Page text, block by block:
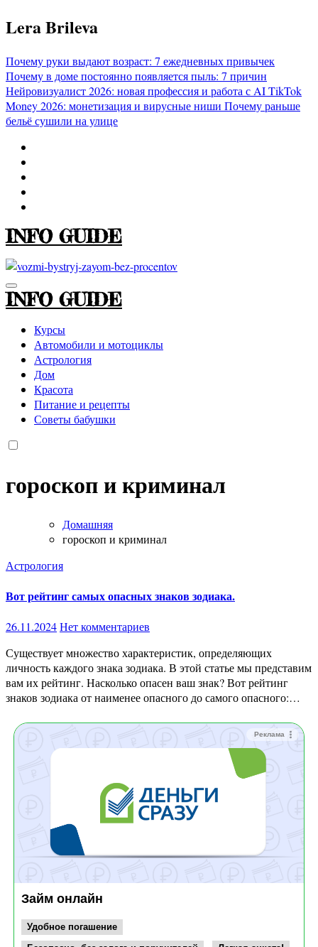
Перейти
к
Lera Brileva
Почему руки выдают возраст: 7 ежедневных привычек
Почему в доме постоянно появляется пыль: 7 причин
Нейровизуалист 2026: новая профессия и работа с AITikTok
Money 2026: монетизация и вирусные ниши Почему раньше
бельё сушили на улице
INFO GUIDE
INFO GUIDE
Курсы
Автомобили и мотоциклы
Астрология
Дом
Красота
Питание и рецепты
Советы бабушки
гороскоп и криминал
Домашняя
гороскоп и криминал
Астрология
Вот рейтинг самых опасных знаков зодиака.
26.11.2024Нет комментариев
Существует множество характеристик, определяющих
личность каждого знака зодиака. В этой статье мы представим
вам их рейтинг. Насколько опасен ваш знак? Вот рейтинг
знаков зодиака от наименее опасного до самого опасного:…
Реклама
Займ онлайн
Удобное погашение